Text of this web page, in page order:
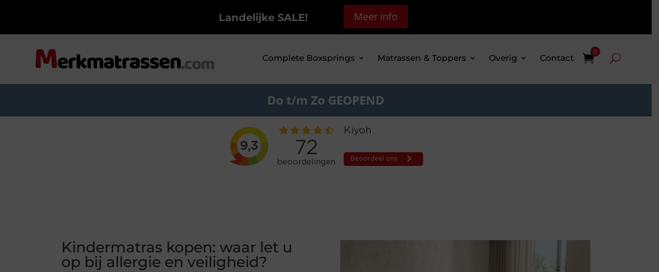
Landelijke SALE! Meer info
Complete Boxsprings Matrassen & Toppers Overig Contact
0
Do t/m Zo GEOPEND
Kindermatras kopen: waar let u
op bij allergie en veiligheid?